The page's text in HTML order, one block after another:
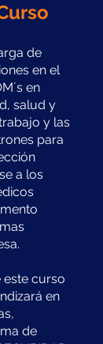
de
en el
en
salud y
y las
para
a los
este curso
en
de